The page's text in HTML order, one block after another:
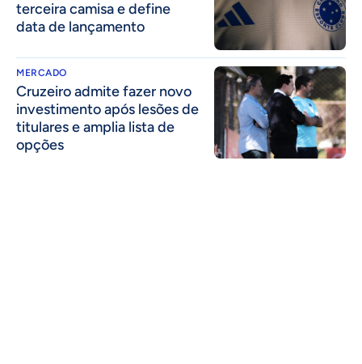
terceira camisa e define
data de lançamento
MERCADO
Cruzeiro admite fazer novo
investimento após lesões de
titulares e amplia lista de
opções